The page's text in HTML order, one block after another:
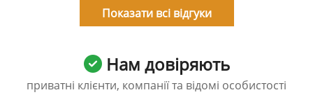
Показати всі відгуки
Нам довіряють
приватні клієнти, компанії та відомі особистості